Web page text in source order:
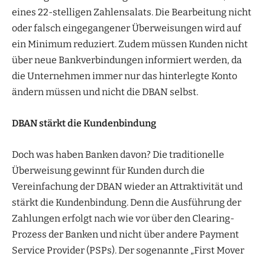
eines 22-stelligen Zahlensalats. Die Bearbeitung nicht
oder falsch eingegangener Überweisungen wird auf
ein Minimum reduziert. Zudem müssen Kunden nicht
über neue Bankverbindungen informiert werden, da
die Unternehmen immer nur das hinterlegte Konto
ändern müssen und nicht die DBAN selbst.
DBAN stärkt die Kundenbindung
Doch was haben Banken davon? Die traditionelle
Überweisung gewinnt für Kunden durch die
Vereinfachung der DBAN wieder an Attraktivität und
stärkt die Kundenbindung. Denn die Ausführung der
Zahlungen erfolgt nach wie vor über den Clearing-
Prozess der Banken und nicht über andere Payment
Service Provider (PSPs). Der sogenannte „First Mover